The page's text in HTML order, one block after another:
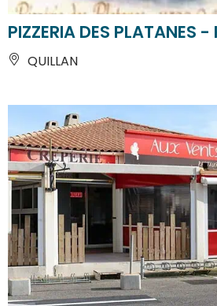
PIZZERIA DES PLATANES -
QUILLAN